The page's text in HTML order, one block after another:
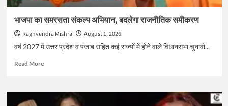
कंपनियों
किया
बैन
भाजपा का समरसता संकल्प अभियान, बदलेगा राजनीतिक समीकरण
Raghvendra Mishra
August 1, 2026
वर्ष 2027 में उत्तर प्रदेश व पंजाब सहित कई राज्यों में होने वाले विधानसभा चुनावों...
Read MoreRead
भाजपा